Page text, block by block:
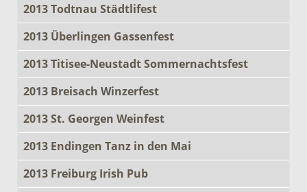
2013 Todtnau Städtlifest
2013 Überlingen Gassenfest
2013 Titisee-Neustadt Sommernachtsfest
2013 Breisach Winzerfest
2013 St. Georgen Weinfest
2013 Endingen Tanz in den Mai
2013 Freiburg Irish Pub